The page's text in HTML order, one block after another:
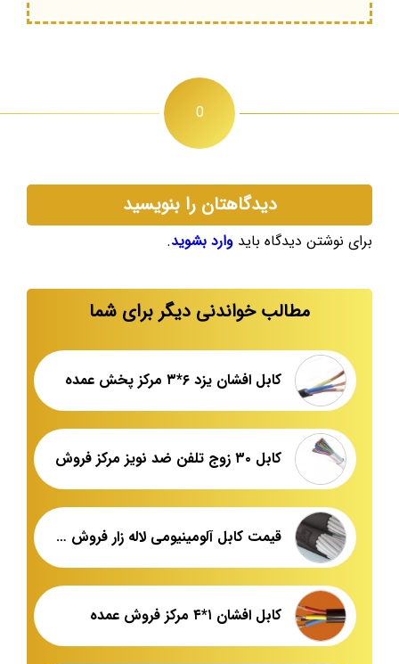
0
دیدگاهتان را بنویسید
برای نوشتن دیدگاه باید وارد بشوید.
مطالب خواندنی دیگر برای شما
کابل افشان یزد ۶*۳ مرکز پخش عمده
کابل ۳۰ زوج تلفن ضد نویز مرکز فروش
قیمت کابل آلومینیومی لاله زار فروش ویژه
کابل افشان ۱*۴ مرکز فروش عمده